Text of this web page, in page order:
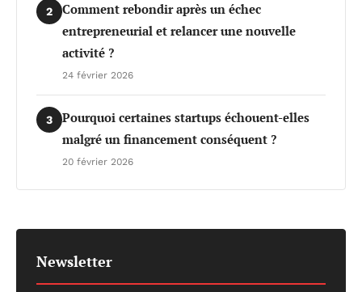
2
Comment rebondir après un échec
entrepreneurial et relancer une nouvelle
activité ?
24 février 2026
3
Pourquoi certaines startups échouent-elles
malgré un financement conséquent ?
20 février 2026
Newsletter